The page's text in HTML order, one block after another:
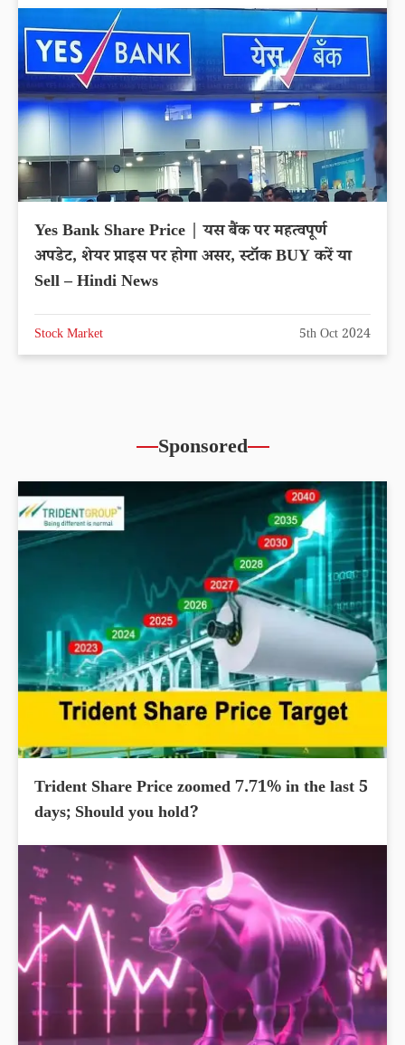
Yes Bank Share Price | यस बैंक पर महत्वपूर्ण
अपडेट, शेयर प्राइस पर होगा असर, स्टॉक BUY करें या
Sell – Hindi News
Stock Market 5th Oct 2024
Sponsored
Trident Share Price zoomed 7.71% in the last 5
days; Should you hold?